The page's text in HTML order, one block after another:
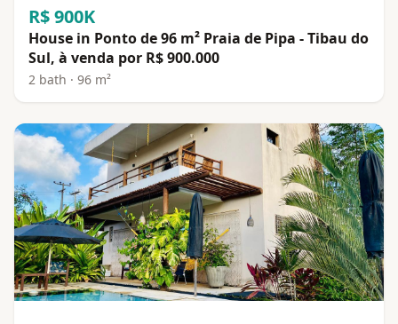
R$ 900K
House in Ponto de 96 m² Praia de Pipa - Tibau do
Sul, à venda por R$ 900.000
2 bath · 96 m²